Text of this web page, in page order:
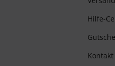
Hilfe-
Kontakt